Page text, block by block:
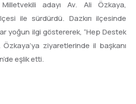
adayı Av. Ali Özkaya,
ile sürdürdü. Dazkırı ilçesinde
yoğun ilgi göstererek, “Hep Destek
ziyaretlerinde il başkanı
eşlik etti.